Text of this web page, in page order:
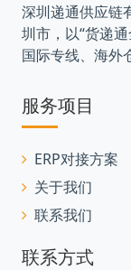
深圳递通供应链
圳市，以“货递
国际专线、海外
服务项目
ERP对接方案
关于我们
联系我们
联系方式